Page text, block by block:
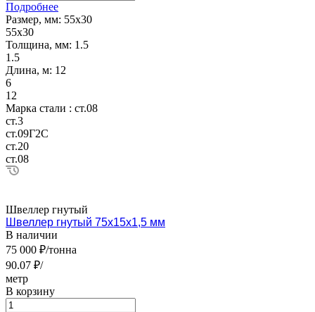
Подробнее
Размер, мм: 55х30
55х30
Толщина, мм: 1.5
1.5
Длина, м: 12
6
12
Марка стали : ст.08
ст.3
ст.09Г2С
ст.20
ст.08
Швеллер гнутый
Швеллер гнутый 75х15х1,5 мм
В наличии
75 000 ₽/тонна
90.07 ₽/
метр
В корзину